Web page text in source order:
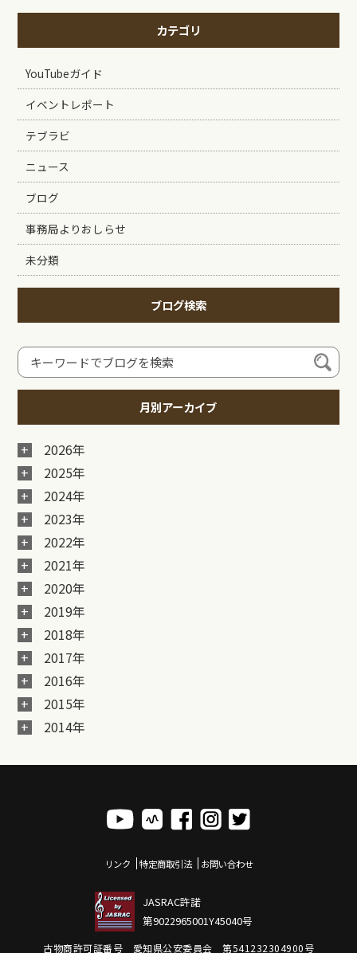
カテゴリ
YouTubeガイド
イベントレポート
テブラビ
ニュース
ブログ
事務局よりおしらせ
未分類
ブログ検索
月別アーカイブ
2026年
2025年
2024年
2023年
2022年
2021年
2020年
2019年
2018年
2017年
2016年
2015年
2014年
リンク 特定商取引法 お問い合わせ
JASRAC許諾
第9022965001Y45040号
古物商許可証番号 愛知県公安委員会 第541232304900号